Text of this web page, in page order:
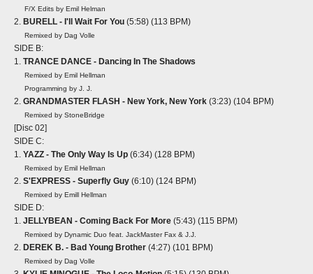
F/X Edits by Emil Helman
2. BURELL - I'll Wait For You (5:58) (113 BPM)
Remixed by Dag Volle
SIDE B:
1. TRANCE DANCE - Dancing In The Shadows
Remixed by Emil Hellman
Programming by J. J.
2. GRANDMASTER FLASH - New York, New York (3:23) (104 BPM)
Remixed by StoneBridge
[Disc 02]
SIDE C:
1. YAZZ - The Only Way Is Up (6:34) (128 BPM)
Remixed by Emil Hellman
2. S'EXPRESS - Superfly Guy (6:10) (124 BPM)
Remixed by Emill Hellman
SIDE D:
1. JELLYBEAN - Coming Back For More (5:43) (115 BPM)
Remixed by Dynamic Duo feat. JackMaster Fax & J.J.
2. DEREK B. - Bad Young Brother (4:27) (101 BPM)
Remixed by Dag Volle